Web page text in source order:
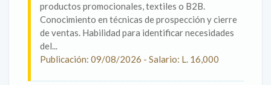
productos promocionales, textiles o B2B.
Conocimiento en técnicas de prospección y cierre
de ventas. Habilidad para identificar necesidades
del...
Publicación: 09/08/2026 - Salario: L. 16,000